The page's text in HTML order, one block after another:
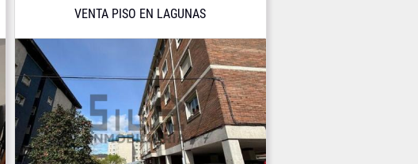
VENTA PISO EN LAGUNAS